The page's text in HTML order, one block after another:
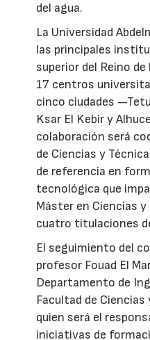
del agua.
La Universidad
las principales
superior del Reino
17 centros
cinco ciudades
Ksar El Kebir y
colaboración será
de Ciencias y
de referencia en
tecnológica que
Máster en Ciencias y
cuatro titulaciones
El seguimiento del
profesor Fouad El
Departamento de
Facultad de Ciencias
quien será el
iniciativas de